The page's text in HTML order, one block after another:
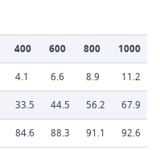
400 600 800
1000
4.1 6.6 8.9
11.2
33.5 44.5 56.2
67.9
84.6 88.3 91.1 92.6